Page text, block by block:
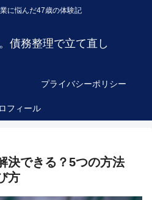
に悩んだ47歳の体験記
債務整理で立て直し
プライバシーポリシー
フィール
決できる？5つの方法
方